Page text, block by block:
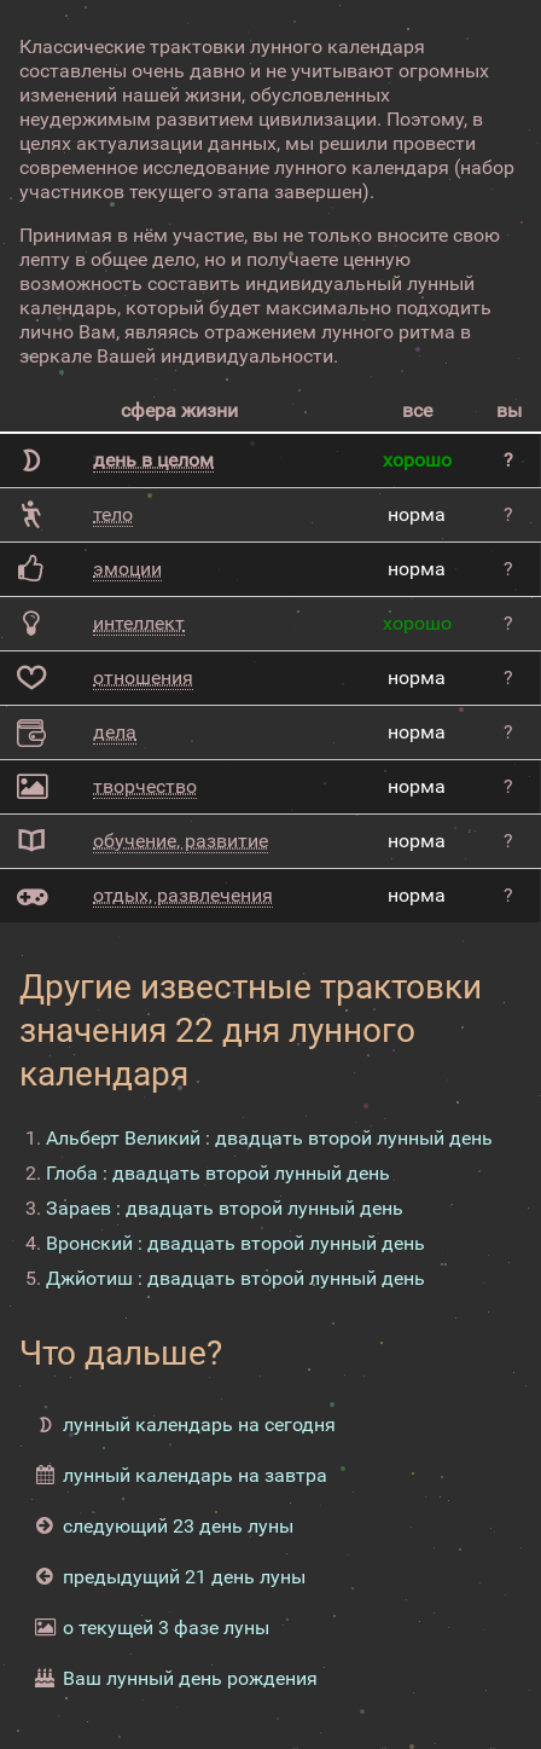
Классические трактовки лунного календаря
составлены очень давно и не учитывают огромных
изменений нашей жизни, обусловленных
неудержимым развитием цивилизации. Поэтому, в
целях актуализации данных, мы решили провести
современное исследование лунного календаря (набор
участников текущего этапа завершен).
Принимая в нём участие, вы не только вносите свою
лепту в общее дело, но и получаете ценную
возможность составить индивидуальный лунный
календарь, который будет максимально подходить
лично Вам, являясь отражением лунного ритма в
зеркале Вашей индивидуальности.
сфера жизни все вы
день в целом хорошо ?
тело норма ?
эмоции норма ?
интеллект хорошо ?
отношения норма ?
дела норма ?
творчество норма ?
обучение, развитие норма ?
отдых, развлечения норма ?
Другие известные трактовки
значения 22 дня лунного
календаря
Альберт Великий : двадцать второй лунный день
Глоба : двадцать второй лунный день
Зараев : двадцать второй лунный день
Вронский : двадцать второй лунный день
Джйотиш : двадцать второй лунный день
Что дальше?
лунный календарь на сегодня
лунный календарь на завтра
следующий 23 день луны
предыдущий 21 день луны
о текущей 3 фазе луны
Ваш лунный день рождения